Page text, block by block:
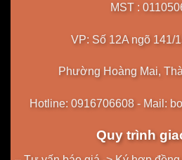
MST :
VP: Số 12A ngõ 141/
Phường Hoàng Mai,
Hotline: 0916706608 - Mail:
Quy trình